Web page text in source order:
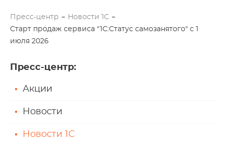
Пресс-центр
Новости 1С
Старт продаж сервиса "1С:Статус самозанятого" с 1
июля 2026
Пресс-центр:
Акции
Новости
Новости 1С